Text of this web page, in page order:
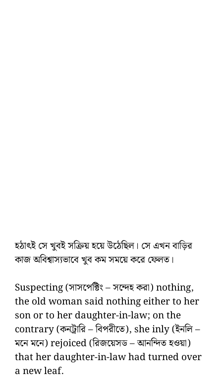
হঠাৎই সে খুবই সক্রিয় হয়ে উঠেছিল। সে এখন বাড়ির
কাজ অবিশ্বাস্যভাবে খুব কম সময়ে করে ফেলত।
Suspecting (সাসপেক্টিং – সন্দেহ করা) nothing,
the old woman said nothing either to her
son or to her daughter-in-law; on the
contrary (কনট্রারি – বিপরীতে), she inly (ইনলি –
মনে মনে) rejoiced (রিজয়েসড – আনন্দিত হওয়া)
that her daughter-in-law had turned over
a new leaf.